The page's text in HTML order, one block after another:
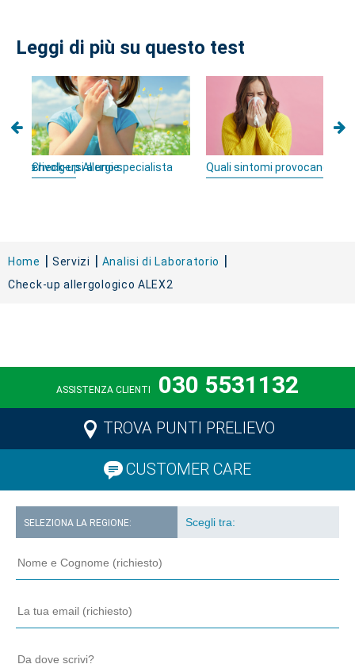
Leggi di più su questo test
rivolgersi a uno specialista
Check-up Allergie Quali sintomi provocano le
Home Servizi
Analisi di Laboratorio
Check-up allergologico ALEX2
ASSISTENZA CLIENTI 030 5531132
TROVA PUNTI PRELIEVO
CUSTOMER CARE
SELEZIONA LA REGIONE: